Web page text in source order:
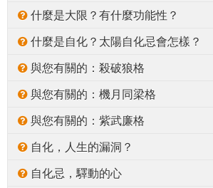
什麼是大限？有什麼功能性？
什麼是自化？太陽自化忌會怎樣？
與您有關的：殺破狼格
與您有關的：機月同梁格
與您有關的：紫武廉格
自化，人生的漏洞？
自化忌，驛動的心